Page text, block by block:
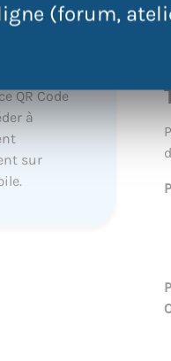
(forum,
QR Code
à
sur